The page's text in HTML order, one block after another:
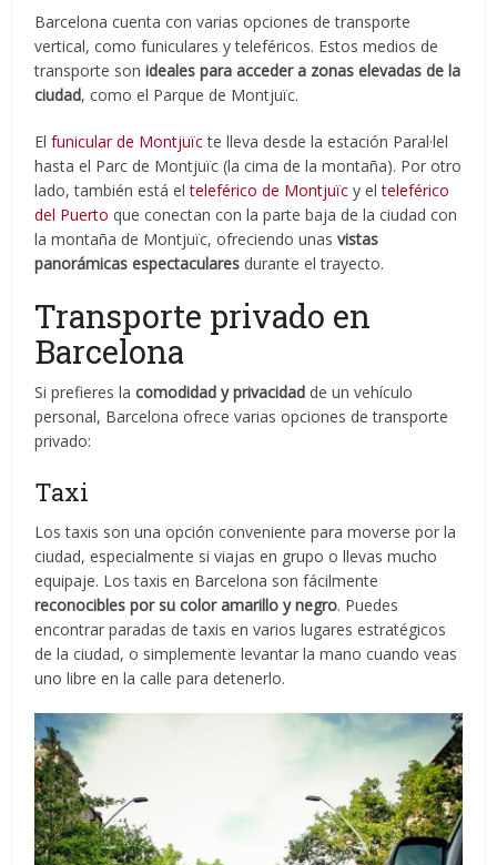
Barcelona cuenta con varias opciones de transporte
vertical, como funiculares y teleféricos. Estos medios de
transporte sonideales para acceder a zonas elevadas de la
ciudad, como el Parque de Montjuïc.
Elfunicular de Montjuïcte lleva desde la estación Paral·lel
hasta el Parc de Montjuïc (la cima de la montaña). Por otro
lado, también está elteleférico de Montjuïc y elteleférico
del Puerto que conectan con la parte baja de la ciudad con
la montaña de Montjuïc, ofreciendo unasvistas
panorámicas espectaculares durante el trayecto.
Transporte privado en
Barcelona
Si prefieres lacomodidad y privacidad de un vehículo
personal, Barcelona ofrece varias opciones de transporte
privado:
Taxi
Los taxis son una opción conveniente para moverse por la
ciudad, especialmente si viajas en grupo o llevas mucho
equipaje. Los taxis en Barcelona son fácilmente
reconocibles por su color amarillo y negro. Puedes
encontrar paradas de taxis en varios lugares estratégicos
de la ciudad, o simplemente levantar la mano cuando veas
uno libre en la calle para detenerlo.